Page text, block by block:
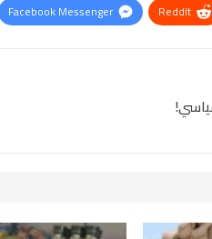
ReddIt
Facebook Messenger